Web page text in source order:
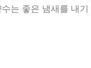
는 좋은 냄새를 내